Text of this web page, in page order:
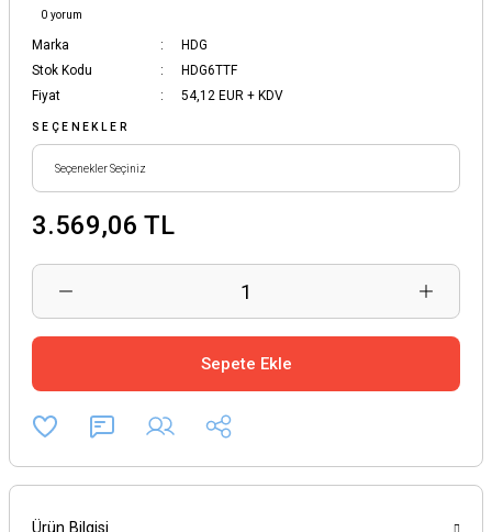
0 yorum
Marka
HDG
Stok Kodu
HDG6TTF
Fiyat
54,12 EUR + KDV
SEÇENEKLER
3.569,06 TL
Sepete Ekle
Ürün Bilgisi